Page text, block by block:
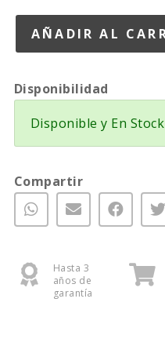
Disponibilidad
Disponible y En Stock
Compartir
Hasta 3
años de
garantía